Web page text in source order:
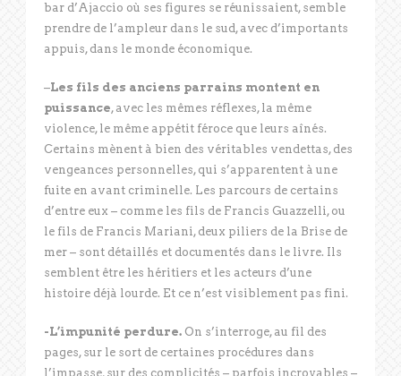
bar d’Ajaccio où ses figures se réunissaient, semble
prendre de l’ampleur dans le sud, avec d’importants
appuis, dans le monde économique.
–Les fils des anciens parrains montent en
puissance, avec les mêmes réflexes, la même
violence, le même appétit féroce que leurs aînés.
Certains mènent à bien des véritables vendettas, des
vengeances personnelles, qui s’apparentent à une
fuite en avant criminelle. Les parcours de certains
d’entre eux – comme les fils de Francis Guazzelli, ou
le fils de Francis Mariani, deux piliers de la Brise de
mer – sont détaillés et documentés dans le livre. Ils
semblent être les héritiers et les acteurs d’une
histoire déjà lourde. Et ce n’est visiblement pas fini.
-L’impunité perdure. On s’interroge, au fil des
pages, sur le sort de certaines procédures dans
l’impasse, sur des complicités – parfois incroyables –